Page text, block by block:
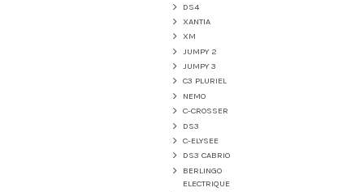
DS4
XANTIA
XM
JUMPY 2
JUMPY 3
C3 PLURIEL
NEMO
C-CROSSER
DS3
C-ELYSEE
DS3 CABRIO
BERLINGO
ELECTRIQUE